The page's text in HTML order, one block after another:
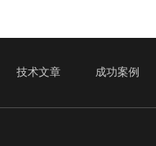
技术文章 成功案例